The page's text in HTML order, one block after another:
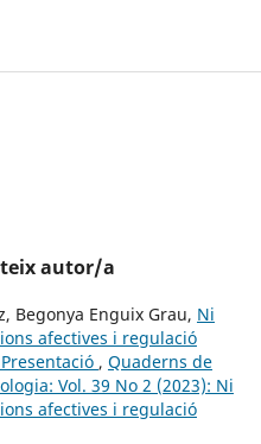
autor/a
Begonya Enguix Grau, Ni
afectives i regulació
, Quaderns de
Vol. 39 No 2 (2023): Ni
afectives i regulació